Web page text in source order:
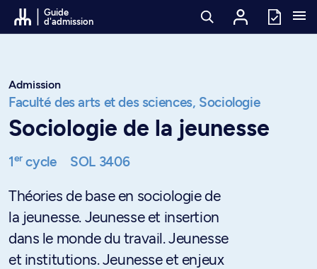
Passer au contenu
Guide
d'admission
Admission
Faculté des arts et des sciences, Sociologie
Sociologie de la jeunesse
1ercycle SOL 3406
Théories de base en sociologie de
la jeunesse. Jeunesse et insertion
dans le monde du travail. Jeunesse
et institutions. Jeunesse et enjeux